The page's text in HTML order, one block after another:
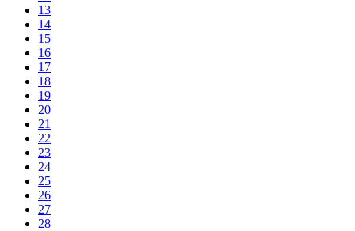
13
14
15
16
17
18
19
20
21
22
23
24
25
26
27
28